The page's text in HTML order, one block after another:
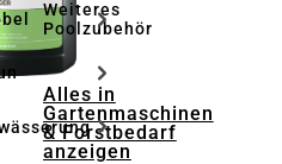
Weiteres
Poolzubehör
Alles in
Gartenmaschinen
& Forstbedarf
anzeigen